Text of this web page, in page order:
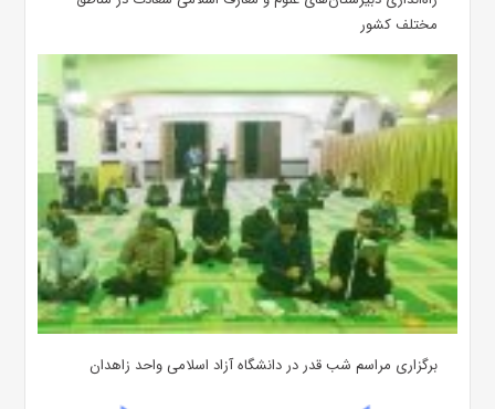
مختلف کشور
برگزاری مراسم شب قدر در دانشگاه آزاد اسلامی واحد زاهدان